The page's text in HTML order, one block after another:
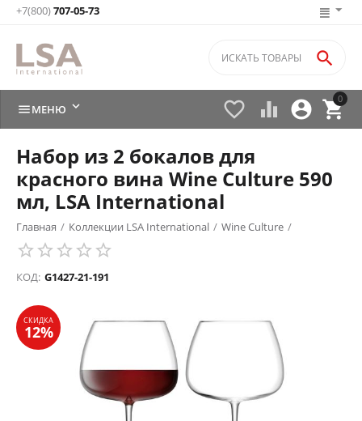
+7(800)707-05-73
0


 

МЕНЮ 
Набор из 2 бокалов для
красного вина Wine Culture 590
мл, LSA International
Главная / Коллекции LSA International / Wine Culture /
КОД: G1427-21-191
СКИДКА